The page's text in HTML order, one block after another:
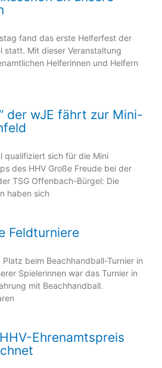
fand das erste Helferfest der
statt. Mit dieser Veranstaltung
Helferinnen und Helfern
der wJE fährt zur Mini-
qualifiziert sich für die Mini
des HHV Große Freude bei der
TSG Offenbach-Bürgel: Die
haben sich
Feldturniere
beim Beachhandball-Turnier in
Spielerinnen war das Turnier in
mit Beachhandball.
Ehrenamtspreis